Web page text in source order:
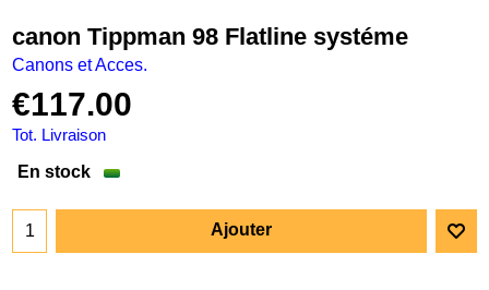
canon Tippman 98 Flatline systéme
Canons et Acces.
€117.00
Tot. Livraison
En stock
Ajouter